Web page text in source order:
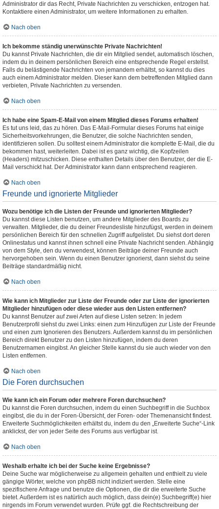
Administrator dir das Recht, Private Nachrichten zu verschicken, entzogen hat.
Kontaktiere einen Administrator, um weitere Informationen zu erhalten.
Nach oben
Ich bekomme ständig unerwünschte Private Nachrichten!
Du kannst Private Nachrichten, die dir ein Mitglied sendet, automatisch löschen,
indem du in deinem persönlichen Bereich eine entsprechende Regel erstellst.
Falls du belästigende Nachrichten von jemandem erhältst, so kannst du dies
auch einem Administrator melden. Dieser kann dem betreffenden Mitglied dann
verbieten, Private Nachrichten zu versenden.
Nach oben
Ich habe eine Spam-E-Mail von einem Mitglied dieses Forums erhalten!
Es tut uns leid, das zu hören. Das E-Mail-Formular dieses Forums hat einige
Sicherheitsvorkehrungen, die Benutzer, die solche Nachrichten senden,
identifizieren sollen. Du solltest einem Administrator die komplette E-Mail, die du
bekommen hast, weiterleiten. Dabei ist es ganz wichtig, die Kopfzeilen
(Headers) mitzuschicken. Diese enthalten Details über den Benutzer, der die E-
Mail verschickt hat. Der Administrator kann dann entsprechend reagieren.
Nach oben
Freunde und ignorierte Mitglieder
Wozu benötige ich die Listen der Freunde und ignorierten Mitglieder?
Du kannst diese Listen benutzen, um andere Mitglieder des Boards zu
verwalten. Mitglieder, die du deiner Freundesliste hinzufügst, werden in deinem
persönlichen Bereich für den schnellen Zugriff aufgelistet. Du siehst dort deren
Onlinestatus und kannst ihnen schnell eine Private Nachricht senden. Abhängig
von dem Style, den du verwendest, können Beiträge deiner Freunde auch
hervorgehoben sein. Wenn du einen Benutzer ignorierst, dann siehst du seine
Beiträge standardmäßig nicht.
Nach oben
Wie kann ich Mitglieder zur Liste der Freunde oder zur Liste der ignorierten
Mitglieder hinzufügen oder diese wieder aus den Listen entfernen?
Du kannst Benutzer auf zwei Arten auf diese Listen setzen: In jedem
Benutzerprofil siehst du zwei Links: einen zum Hinzufügen zur Liste der Freunde
und einen zum Ignorieren des Benutzers. Außerdem kannst du im persönlichen
Bereich direkt Benutzer zu den Listen hinzufügen, indem du deren
Benutzernamen eingibst. An gleicher Stelle kannst du sie auch wieder von den
Listen entfernen.
Nach oben
Die Foren durchsuchen
Wie kann ich ein Forum oder mehrere Foren durchsuchen?
Du kannst die Foren durchsuchen, indem du einen Suchbegriff in die Suchbox
eingibst, die du in der Foren-Übersicht, der Foren- oder Themenansicht findest.
Erweiterte Suchmöglichkeiten erhältst du, indem du den „Erweiterte Suche“-Link
anklickst, der von jeder Seite des Forums aus verfügbar ist.
Nach oben
Weshalb erhalte ich bei der Suche keine Ergebnisse?
Deine Suche war möglicherweise zu allgemein gehalten und enthielt zu viele
gängige Wörter, welche von phpBB nicht indiziert werden. Stelle eine
spezifischere Anfrage und benutze die Optionen, die dir die erweiterte Suche
bietet. Außerdem ist es natürlich auch möglich, dass dein(e) Suchbegriff(e) hier
nirgends im Forum verwendet wurden. Prüfe ggf. die Rechtschreibung der